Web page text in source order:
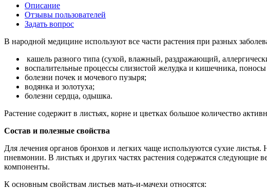
Описание
Отзывы пользователей
Задать вопрос
В народной медицине используют все части растения при разных
кашель разного типа (сухой, влажный, раздражающий,
воспалительные процессы слизистой желудка и кишечника,
болезни почек и мочевого пузыря;
водянка и золотуха;
болезни сердца, одышка.
Растение содержит в листьях, корне и цветках большое количество
Состав и полезные свойства
Для лечения органов бронхов и легких чаще используются сухие
пневмонии. В листьях и других частях растения содержатся следующие
компоненты.
К основным свойствам листьев мать-и-мачехи относятся: